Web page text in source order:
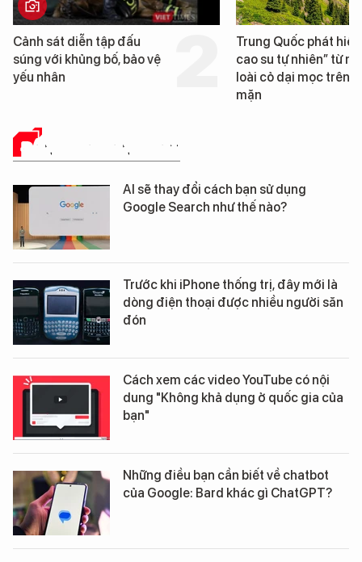
Cảnh sát diễn tập đấu
súng với khủng bố, bảo vệ
yếu nhân
Trung Quốc phát hiện
cao su tự nhiên” từ
loài cỏ dại mọc trên
mặn
ĐÁNH GIÁ SẢN PHẨM
AI sẽ thay đổi cách bạn sử dụng
Google Search như thế nào?
Trước khi iPhone thống trị, đây mới là
dòng điện thoại được nhiều người săn
đón
Cách xem các video YouTube có nội
dung "Không khả dụng ở quốc gia của
bạn"
Những điều bạn cần biết về chatbot
của Google: Bard khác gì ChatGPT?